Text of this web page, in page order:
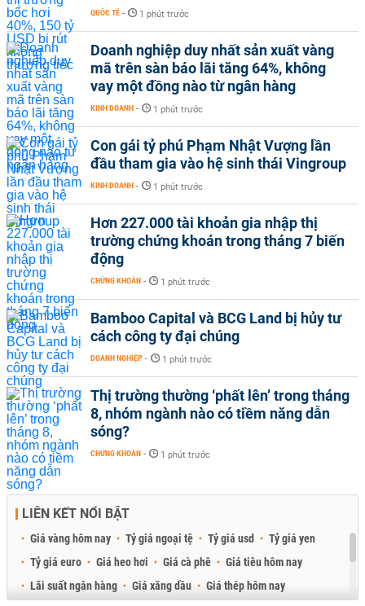
QUỐC TẾ - 1 phút trước
Doanh nghiệp duy nhất sản xuất vàng
mã trên sàn báo lãi tăng 64%, không
vay một đồng nào từ ngân hàng
KINH DOANH - 1 phút trước
Con gái tỷ phú Phạm Nhật Vượng lần
đầu tham gia vào hệ sinh thái Vingroup
KINH DOANH - 1 phút trước
Hơn 227.000 tài khoản gia nhập thị
trường chứng khoán trong tháng 7 biến
động
CHỨNG KHOÁN - 1 phút trước
Bamboo Capital và BCG Land bị hủy tư
cách công ty đại chúng
DOANH NGHIỆP - 1 phút trước
Thị trường thường ‘phất lên’ trong tháng
8, nhóm ngành nào có tiềm năng dẫn
sóng?
CHỨNG KHOÁN - 1 phút trước
LIÊN KẾT NỔI BẬT
Giá vàng hôm nay Tỷ giá ngoại tệ Tỷ giá usd
Tỷ giá yen
Tỷ giá euro
Giá heo hơi Giá cà phê
Giá tiêu hôm nay
Lãi suất ngân hàng
Giá xăng dầu
Giá thép hôm nay